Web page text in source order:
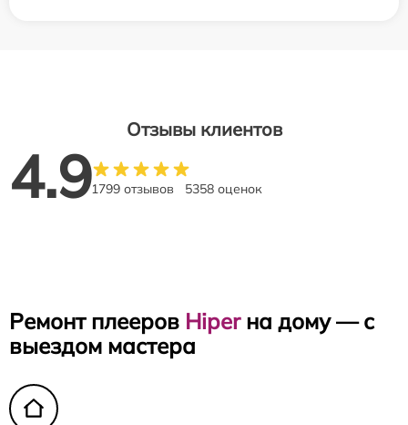
Отзывы клиентов
4.91799 отзывов 5358 оценок
Ремонт плееров Hiperна дому — с
выездом мастера